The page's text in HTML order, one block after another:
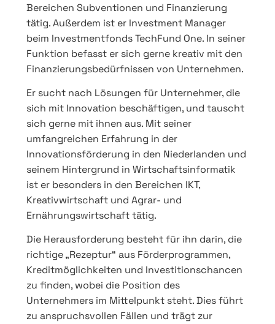
Bereichen Subventionen und Finanzierung
tätig. Außerdem ist er Investment Manager
beim Investmentfonds TechFund One. In seiner
Funktion befasst er sich gerne kreativ mit den
Finanzierungsbedürfnissen von Unternehmen.
Er sucht nach Lösungen für Unternehmer, die
sich mit Innovation beschäftigen, und tauscht
sich gerne mit ihnen aus. Mit seiner
umfangreichen Erfahrung in der
Innovationsförderung in den Niederlanden und
seinem Hintergrund in Wirtschaftsinformatik
ist er besonders in den Bereichen IKT,
Kreativwirtschaft und Agrar- und
Ernährungswirtschaft tätig.
Die Herausforderung besteht für ihn darin, die
richtige „Rezeptur“ aus Förderprogrammen,
Kreditmöglichkeiten und Investitionschancen
zu finden, wobei die Position des
Unternehmers im Mittelpunkt steht. Dies führt
zu anspruchsvollen Fällen und trägt zur